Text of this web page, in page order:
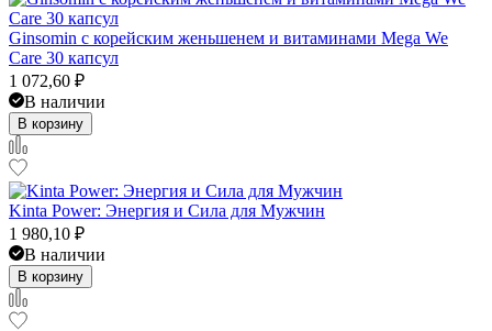
Ginsomin с корейским женьшенем и витаминами Mega We
Care 30 капсул
1 072,60 ₽
В наличии
В корзину
Kinta Power: Энергия и Сила для Мужчин
1 980,10 ₽
В наличии
В корзину